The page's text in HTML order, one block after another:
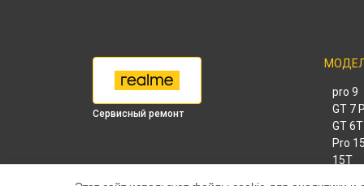
Сервисный ремонт
9 pro
GT 7
GT 6T
15 Pro
15T